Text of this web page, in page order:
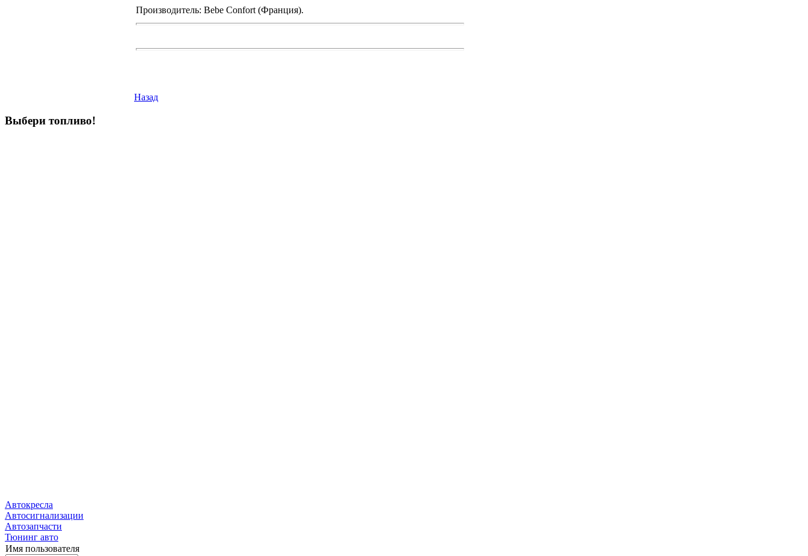
Производитель: Bebe Confort (Франция).
Назад
Выбери топливо!
Автокресла
Автосигнализации
Автозапчасти
Тюнинг авто
Имя пользователя